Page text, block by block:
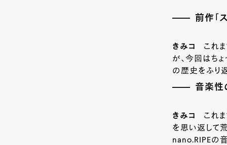
前作「
きみコ
これ
が、今回はち
の歴史をふり
音楽性
きみコ
これ
を思い返して
nano.RIPEの音